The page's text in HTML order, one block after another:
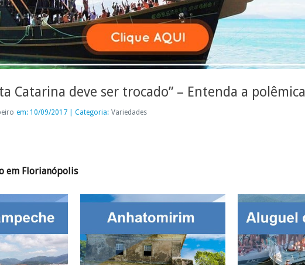
Catarina deve ser trocado” – Entenda a polêmica
em: 10/09/2017 | Categoria: Variedades
em Florianópolis